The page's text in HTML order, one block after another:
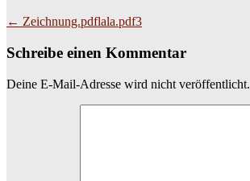
Beitragsnavigation
← Zeichnung.pdflala.pdf3
Schreibe einen Kommentar
Deine E-Mail-Adresse wird nicht veröffentlicht.